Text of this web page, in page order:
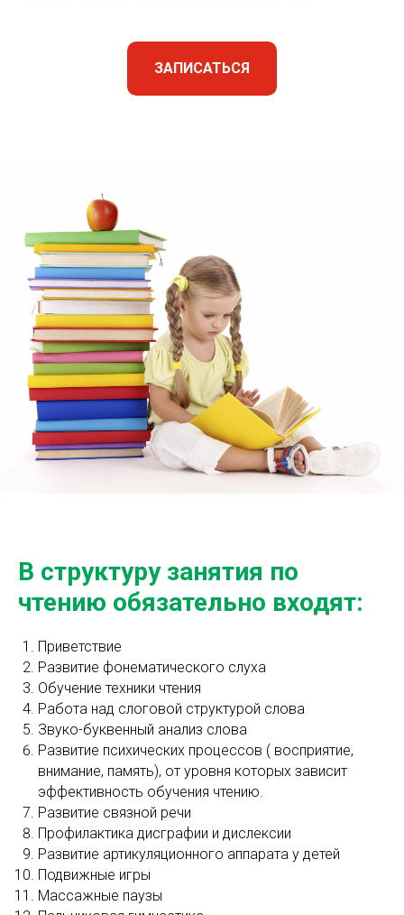
ЗАПИСАТЬСЯ
В структуру занятия по
чтению обязательно входят:
Приветствие
Развитие фонематического слуха
Обучение техники чтения
Работа над слоговой структурой слова
Звуко-буквенный анализ слова
Развитие психических процессов ( восприятие,
внимание, память), от уровня которых зависит
эффективность обучения чтению.
Развитие связной речи
Профилактика дисграфии и дислексии
Развитие артикуляционного аппарата у детей
Подвижные игры
Массажные паузы